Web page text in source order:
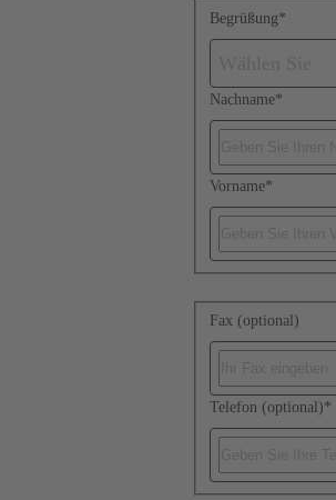
Begrüßung*
Nachname*
Vorname*
Fax (optional)
Telefon (optional)*